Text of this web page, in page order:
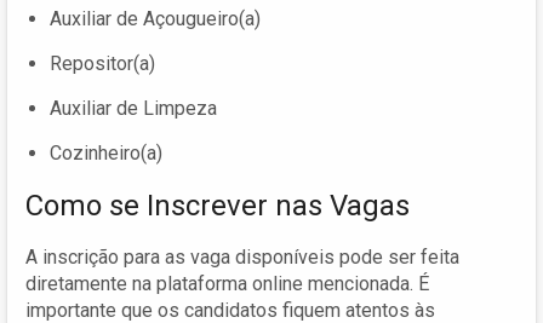
Auxiliar de Açougueiro(a)
Repositor(a)
Auxiliar de Limpeza
Cozinheiro(a)
Como se Inscrever nas Vagas
A inscrição para as vaga disponíveis pode ser feita
diretamente na plataforma online mencionada. É
importante que os candidatos fiquem atentos às